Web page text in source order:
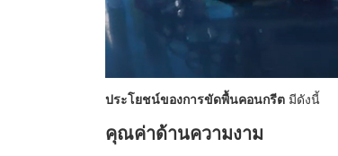
ประโยชน์ของการขัดพื้นคอนกรีต มีดังนี้
คุณค่าด้านความงาม